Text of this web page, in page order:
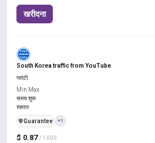
खरीदना
South Korea traffic from YouTube
$ 0.87 / 1000
गारंटी
Min Max
समय शुरू
रफ़्तार
️🛡️Guarantee +1